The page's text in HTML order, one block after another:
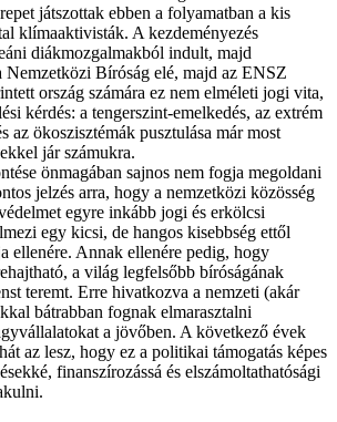
játszottak ebben a folyamatban a kis
klímaaktivisták. A kezdeményezés
diákmozgalmakból indult, majd
Nemzetközi Bíróság elé, majd az ENSZ
ország számára ez nem elméleti jogi vita,
kérdés: a tengerszint-emelkedés, az extrém
az ökoszisztémák pusztulása már most
jár számukra.
önmagában sajnos nem fogja megoldani
jelzés arra, hogy a nemzetközi közösség
egyre inkább jogi és erkölcsi
egy kicsi, de hangos kisebbség ettől
ellenére. Annak ellenére pedig, hogy
a világ legfelsőbb bíróságának
teremt. Erre hivatkozva a nemzeti (akár
bátrabban fognak elmarasztalni
a jövőben. A következő évek
az lesz, hogy ez a politikai támogatás képes
finanszírozássá és elszámoltathatósági